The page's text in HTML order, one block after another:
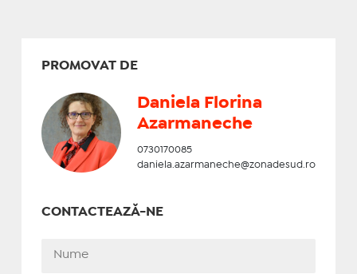
PROMOVAT DE
Daniela Florina
Azarmaneche
0730170085
daniela.azarmaneche@zonadesud.ro
CONTACTEAZĂ-NE